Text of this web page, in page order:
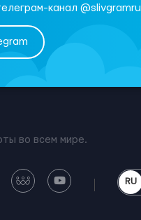
канал @slivgramru
во всем мире.
RU